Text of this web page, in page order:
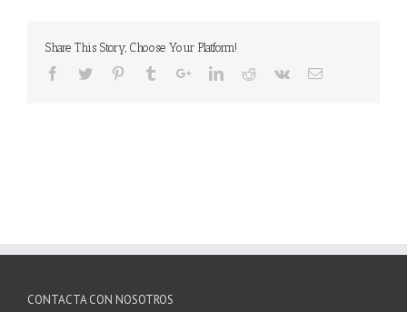
Share This Story, Choose Your Platform!
CONTACTA CON NOSOTROS